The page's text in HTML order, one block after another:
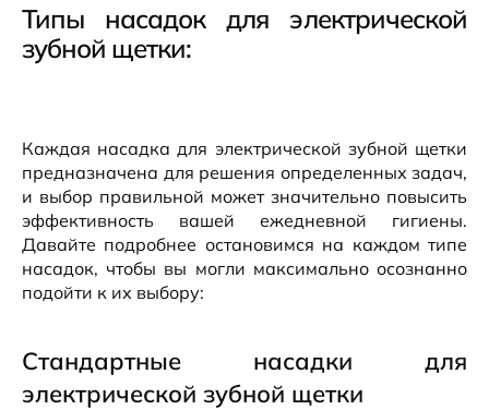
Типы насадок для электрической
зубной щетки:
Каждая насадка для электрической зубной щетки
предназначена для решения определенных задач,
и выбор правильной может значительно повысить
эффективность вашей ежедневной гигиены.
Давайте подробнее остановимся на каждом типе
насадок, чтобы вы могли максимально осознанно
подойти к их выбору:
Стандартные насадки для
электрической зубной щетки